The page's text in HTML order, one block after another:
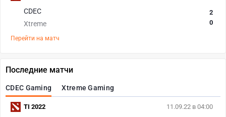
CDEC
Xtreme
2
0
Перейти на матч
Последние матчи
CDEC Gaming Xtreme Gaming
11.09.22 в 04:00
TI 2022